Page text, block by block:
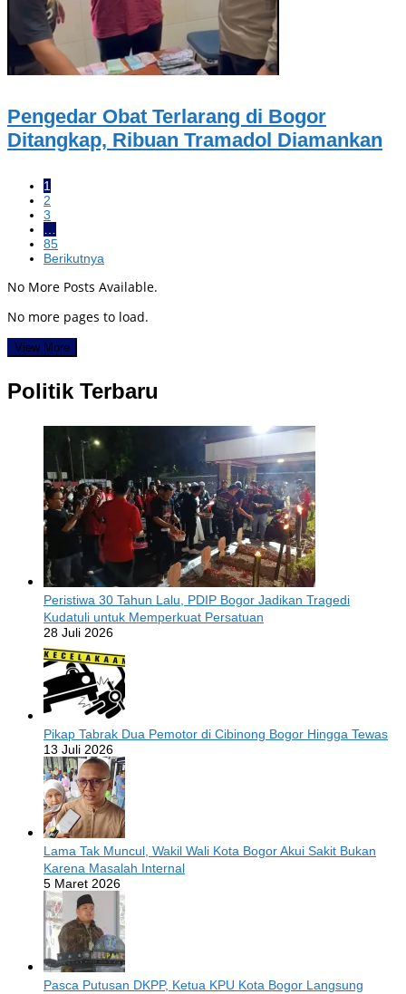
Pengedar Obat Terlarang di Bogor
Ditangkap, Ribuan Tramadol Diamankan
1
2
3
…
85
Berikutnya
No More Posts Available.
No more pages to load.
View More
Politik Terbaru
Peristiwa 30 Tahun Lalu, PDIP Bogor Jadikan Tragedi
Kudatuli untuk Memperkuat Persatuan
28 Juli 2026
Pikap Tabrak Dua Pemotor di Cibinong Bogor Hingga Tewas
13 Juli 2026
Lama Tak Muncul, Wakil Wali Kota Bogor Akui Sakit Bukan
Karena Masalah Internal
5 Maret 2026
Pasca Putusan DKPP, Ketua KPU Kota Bogor Langsung